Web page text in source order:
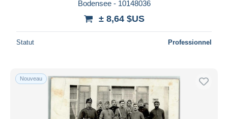
Bodensee - 10148036
± 8,64 $US
Statut Professionnel
Nouveau